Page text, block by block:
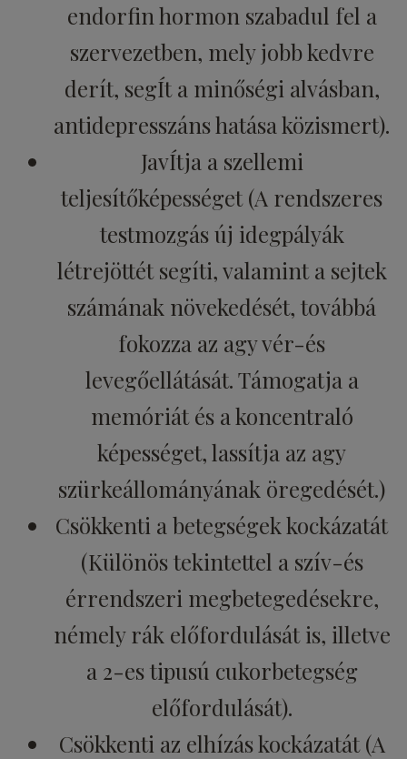
endorfin hormon szabadul fel a
szervezetben, mely jobb kedvre
derít, segÍt a minőségi alvásban,
antidepresszáns hatása közismert).
JavÍtja a szellemi
teljesítőképességet (A rendszeres
testmozgás új idegpályák
létrejöttét segíti, valamint a sejtek
számának növekedését, továbbá
fokozza az agy vér-és
levegőellátását. Támogatja a
memóriát és a koncentraló
képességet, lassítja az agy
szürkeállományának öregedését.)
Csökkenti a betegségek kockázatát
(Különös tekintettel a szív-és
érrendszeri megbetegedésekre,
némely rák előfordulását is, illetve
a 2-es tipusú cukorbetegség
előfordulását).
Csökkenti az elhízás kockázatát (A